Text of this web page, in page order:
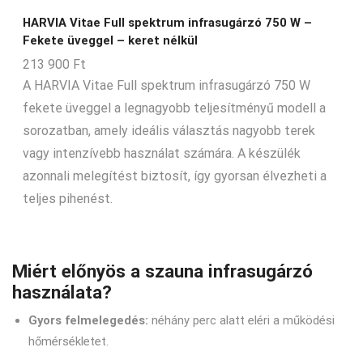
HARVIA Vitae Full spektrum infrasugárzó 750 W –
Fekete üveggel – keret nélkül
213 900 Ft
A HARVIA Vitae Full spektrum infrasugárzó 750 W
fekete üveggel a legnagyobb teljesítményű modell a
sorozatban, amely ideális választás nagyobb terek
vagy intenzívebb használat számára. A készülék
azonnali melegítést biztosít, így gyorsan élvezheti a
teljes pihenést.
Miért előnyös a szauna infrasugárzó
használata?
Gyors felmelegedés: néhány perc alatt eléri a működési
hőmérsékletet.